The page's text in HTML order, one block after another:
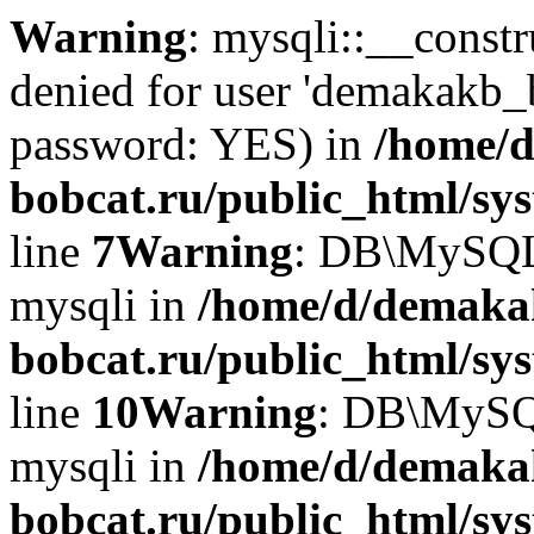
Warning:
denied for user
password: YES) in /home/
bobcat.ru/public_html/
line 7Warning:
mysqli in /home/d/
bobcat.ru/public_html/
line 10Warning:
mysqli in /home/d/
bobcat.ru/public_html/